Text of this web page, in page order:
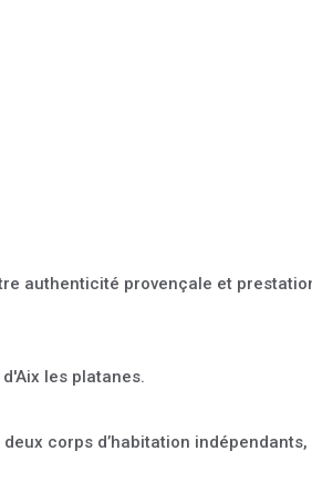
authenticité provençale et
les platanes.
corps d’habitation